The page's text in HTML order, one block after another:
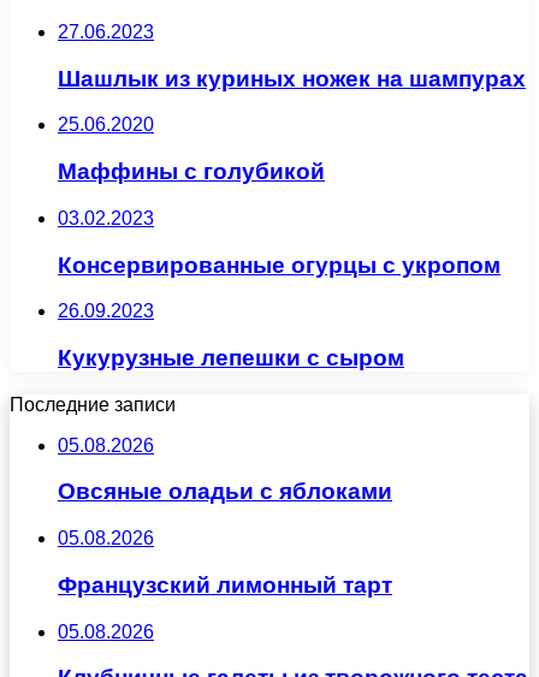
27.06.2023
Шашлык из куриных ножек на шампурах
25.06.2020
Маффины с голубикой
03.02.2023
Консервированные огурцы с укропом
26.09.2023
Кукурузные лепешки с сыром
Последние записи
05.08.2026
Овсяные оладьи с яблоками
05.08.2026
Французский лимонный тарт
05.08.2026